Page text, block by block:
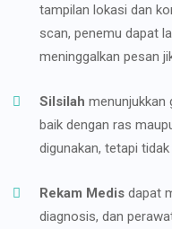
tampilan lokasi dan
scan, penemu dapat
meninggalkan pesan
Silsilah menunjukkan
baik dengan ras
digunakan, tetapi
Rekam Medis dapat
diagnosis, dan